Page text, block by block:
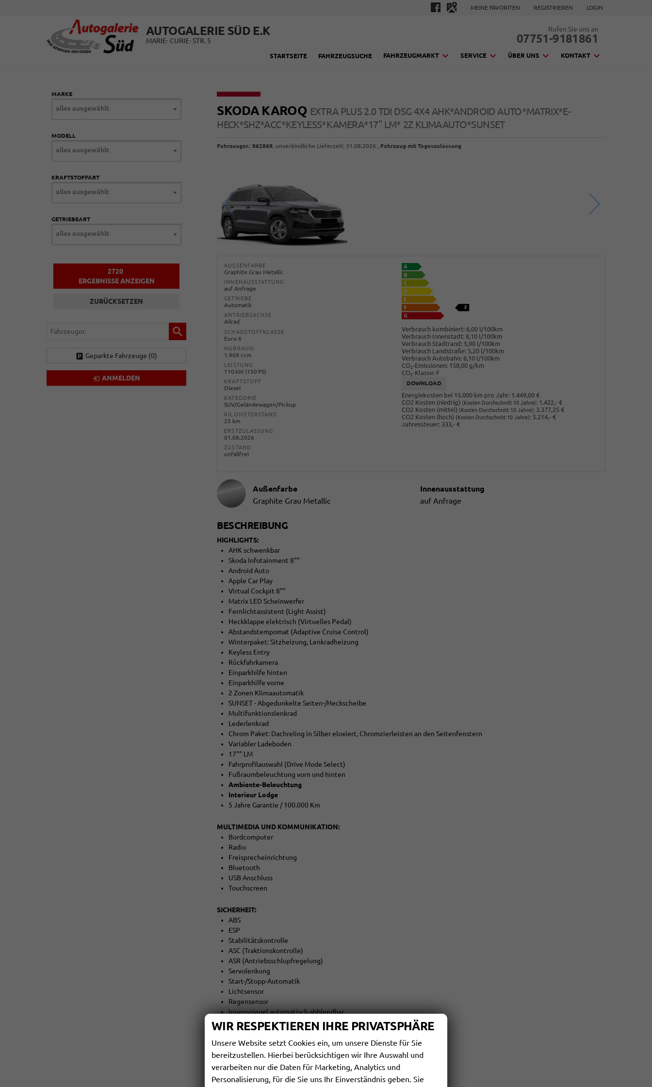
MEINE FAVORITEN REGISTRIEREN LOGIN
AUTOGALERIE SÜD E.K
MARIE- CURIE- STR. 5
Rufen Sie uns an
07751-9181861
STARTSEITE FAHRZEUGSUCHE FAHRZEUGMARKT SERVICE ÜBER UNS KONTAKT
SKODA KAROQ EXTRA PLUS 2.0 TDI DSG 4X4 AHK*ANDROID AUTO*MATRIX*E-
HECK*SHZ*ACC*KEYLESS*KAMERA*17" LM* 2Z KLIMAAUTO*SUNSET
Fahrzeugnr.:862869, unverbindliche Lieferzeit: 31.08.2026 , Fahrzeug mit Tageszulassung
AUSSENFARBE
Graphite Grau Metallic
INNENAUSSTATTUNG
auf Anfrage
GETRIEBE
Automatik
ANTRIEBSACHSE
Allrad
SCHADSTOFFKLASSE
Euro 6
HUBRAUM
1.968 ccm
LEISTUNG
110 kW (150 PS)
KRAFTSTOFF
Diesel
KATEGORIE
SUV/Geländewagen/Pickup
KILOMETERSTAND
25 km
ERSTZULASSUNG
01.08.2026
ZUSTAND
unfallfrei
Verbrauch kombiniert: 6,00 l/100km
Verbrauch Innenstadt: 8,10 l/100km
Verbrauch Stadtrand: 5,90 l/100km
Verbrauch Landstraße: 5,20 l/100km
Verbrauch Autobahn: 6,10 l/100km
CO2-Emissionen: 158,00 g/km
CO2-Klasse: F
DOWNLOAD
Energiekosten bei 15.000 km pro Jahr: 1.449,00 €
CO2 Kosten (niedrig) (Kosten Durchschnitt 10 Jahre): 1.422,- €
CO2 Kosten (mittel) (Kosten Durchschnitt 10 Jahre): 3.377,25 €
CO2 Kosten (hoch) (Kosten Durchschnitt 10 Jahre): 5.214,- €
Jahressteuer: 333,- €
Außenfarbe
Graphite Grau Metallic
Innenausstattung
auf Anfrage
BESCHREIBUNG
HIGHLIGHTS:
AHK schwenkbar
Skoda Infotainment 8""
Android Auto
Apple Car Play
Virtual Cockpit 8""
Matrix LED Scheinwerfer
Fernlichtassistent (Light Assist)
Heckklappe elektrisch (Virtuelles Pedal)
Abstandstempomat (Adaptive Cruise Control)
Winterpaket: Sitzheizung, Lenkradheizung
Keyless Entry
Rückfahrkamera
Einparkhilfe hinten
Einparkhilfe vorne
2 Zonen Klimaautomatik
SUNSET - Abgedunkelte Seiten-/Heckscheibe
Multifunktionslenkrad
Lederlenkrad
Chrom Paket: Dachreling in Silber eloxiert, Chromzierleisten an den Seitenfenstern
Variabler Ladeboden
17"" LM
Fahrprofilauswahl (Drive Mode Select)
Fußraumbeleuchtung vorn und hinten
Ambiente-Beleuchtung
Interieur Lodge
5 Jahre Garantie / 100.000 Km
MULTIMEDIA UND KOMMUNIKATION:
Bordcomputer
Radio
Freisprecheinrichtung
Bluetooth
USB Anschluss
Touchscreen
SICHERHEIT:
ABS
ESP
Stabilitätskontrolle
ASC (Traktionskontrolle)
ASR (Antriebsschlupfregelung)
Servolenkung
Start-/Stopp-Automatik
Lichtsensor
Regensensor
Innenspiegel automatisch abblendbar
Berganfahrassistent
Abstandswarner
Notbremsassistent (F.A.)
Spurhalteassistent
Verkehrszeichenerkennung
Notrufsystem
MARKE
alles ausgewählt
MODELL
alles ausgewählt
KRAFTSTOFFART
alles ausgewählt
GETRIEBEART
alles ausgewählt
2720
ERGEBNISSE ANZEIGEN
ZURÜCKSETZEN
Fahrzeugnr.
Geparkte Fahrzeuge (0)
ANMELDEN
WIR RESPEKTIEREN IHRE PRIVATSPHÄRE
Unsere Website setzt Cookies ein, um unsere Dienste für Sie
bereitzustellen. Hierbei berücksichtigen wir Ihre Auswahl und
verarbeiten nur die Daten für Marketing, Analytics und
Personalisierung, für die Sie uns Ihr Einverständnis geben. Sie